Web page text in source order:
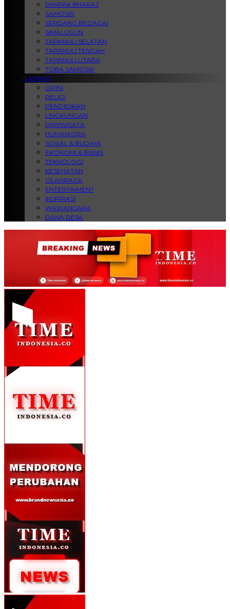
PAKPAK BHARAT
SAMOSIR
SERDANG BEDAGAI
SIMALUGUN
TAPANULI SELATAN
TAPANULI TENGAH
TAPANULI UTARA
TOBA SAMOSIR
LAINNYA
OPINI
RELIGI
PENDIDIKAN
LINGKUNGAN
PARIWISATA
HUMANIORA
SOSIAL & BUDAYA
EKONOMI & BISNIS
TEKNOLOGI
KESEHATAN
OLAHRAGA
ENTERTAIMENT
INSPIRASI
WAWANCARA
DANA DESA